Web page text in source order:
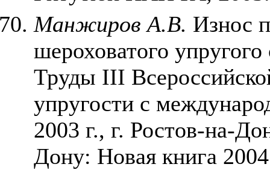
Манжиров А.В. Износ
шероховатого
Труды III
упругости с
2003 г., г. Ростов-на-
Дону: Новая книга